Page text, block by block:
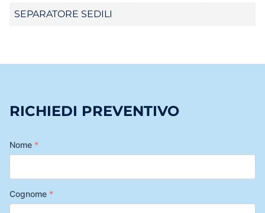
SEPARATORE SEDILI
RICHIEDI PREVENTIVO
Nome *
Cognome *